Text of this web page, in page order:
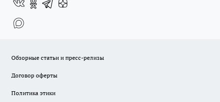
Обзорные статьи и пресс-релизы
Договор оферты
Политика этики